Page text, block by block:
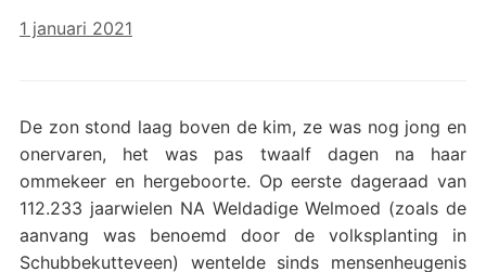
1 januari 2021
De zon stond laag boven de kim, ze was nog jong en
onervaren, het was pas twaalf dagen na haar
ommekeer en hergeboorte. Op eerste dageraad van
112.233 jaarwielen NA Weldadige Welmoed (zoals de
aanvang was benoemd door de volksplanting in
Schubbekutteveen) wentelde sinds mensenheugenis